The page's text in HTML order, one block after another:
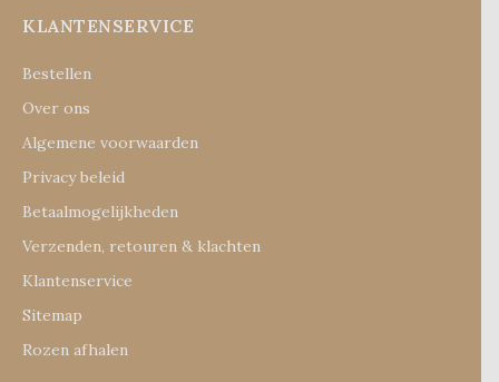
KLANTENSERVICE
Bestellen
Over ons
Algemene voorwaarden
Privacy beleid
Betaalmogelijkheden
Verzenden, retouren & klachten
Klantenservice
Sitemap
Rozen afhalen